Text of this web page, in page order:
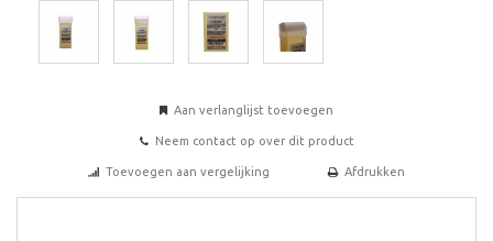
Aan verlanglijst toevoegen
Neem contact op over dit product
Toevoegen aan vergelijking Afdrukken